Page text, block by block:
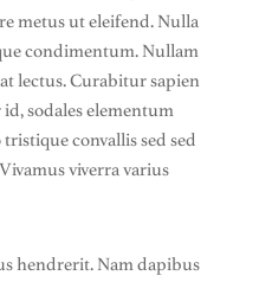
metus ut eleifend. Nulla
condimentum. Nullam
lectus. Curabitur sapien
sodales elementum
convallis sed sed
viverra varius
hendrerit. Nam dapibus